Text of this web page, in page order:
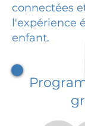
connectées
l'expérience
enfant.